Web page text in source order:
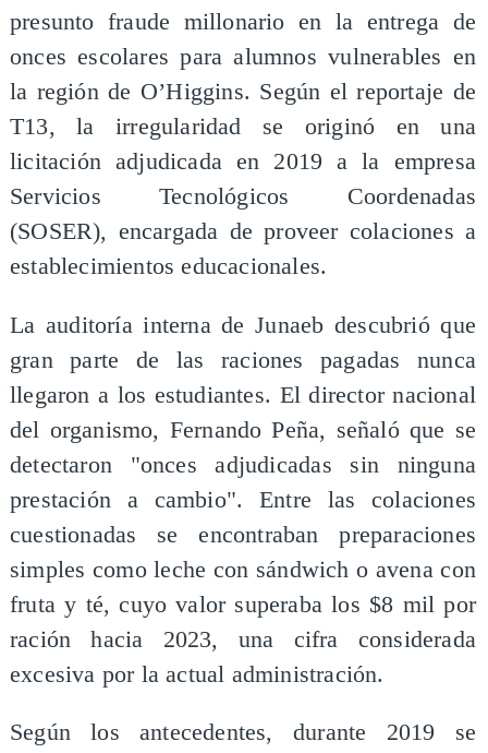
presunto fraude millonario en la entrega de
onces escolares para alumnos vulnerables en
la región de O’Higgins. Según el reportaje de
T13, la irregularidad se originó en una
licitación adjudicada en 2019 a la empresa
Servicios Tecnológicos Coordenadas
(SOSER), encargada de proveer colaciones a
establecimientos educacionales.
La auditoría interna de Junaeb descubrió que
gran parte de las raciones pagadas nunca
llegaron a los estudiantes. El director nacional
del organismo, Fernando Peña, señaló que se
detectaron "onces adjudicadas sin ninguna
prestación a cambio". Entre las colaciones
cuestionadas se encontraban preparaciones
simples como leche con sándwich o avena con
fruta y té, cuyo valor superaba los $8 mil por
ración hacia 2023, una cifra considerada
excesiva por la actual administración.
Según los antecedentes, durante 2019 se